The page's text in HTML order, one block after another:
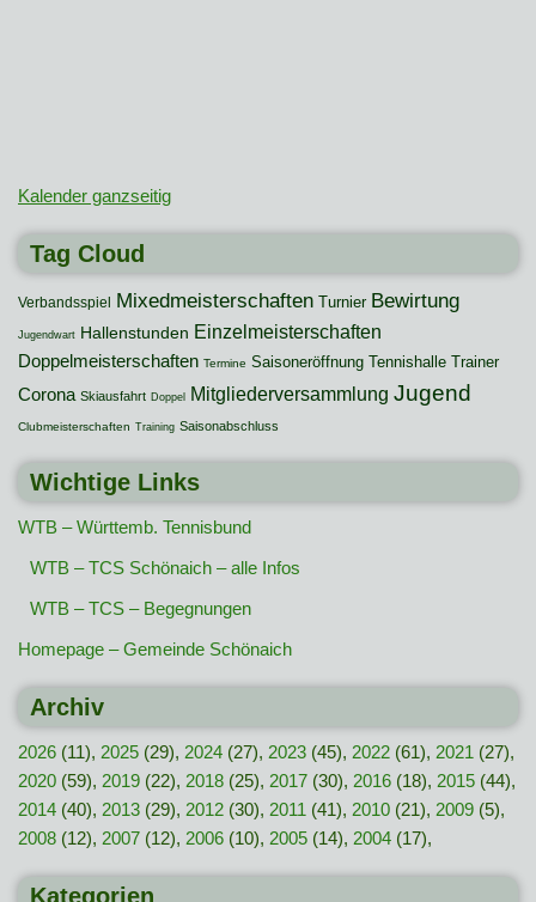
Kalender ganzseitig
Tag Cloud
Verbandsspiel Mixedmeisterschaften Turnier Bewirtung
Jugendwart Hallenstunden Einzelmeisterschaften
Doppelmeisterschaften Termine Saisoneröffnung Tennishalle Trainer
Corona Skiausfahrt Doppel Mitgliederversammlung Jugend
Clubmeisterschaften Training Saisonabschluss
Wichtige Links
WTB – Württemb. Tennisbund
WTB – TCS Schönaich – alle Infos
WTB – TCS – Begegnungen
Homepage – Gemeinde Schönaich
Archiv
2026 (11), 2025 (29), 2024 (27), 2023 (45), 2022 (61), 2021 (27),
2020 (59), 2019 (22), 2018 (25), 2017 (30), 2016 (18), 2015 (44),
2014 (40), 2013 (29), 2012 (30), 2011 (41), 2010 (21), 2009 (5),
2008 (12), 2007 (12), 2006 (10), 2005 (14), 2004 (17),
Kategorien